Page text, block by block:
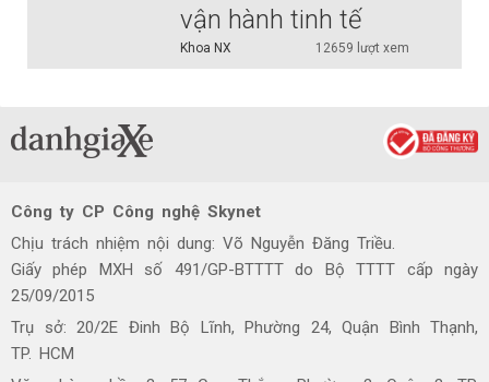
vận hành tinh tế
Khoa NX 12659 lượt xem
Công ty CP Công nghệ Skynet
Chịu trách nhiệm nội dung: Võ Nguyễn Đăng Triều.
Giấy phép MXH số 491/GP-BTTTT do Bộ TTTT cấp ngày
25/09/2015
Trụ sở: 20/2E Đinh Bộ Lĩnh, Phường 24, Quận Bình Thạnh,
TP. HCM